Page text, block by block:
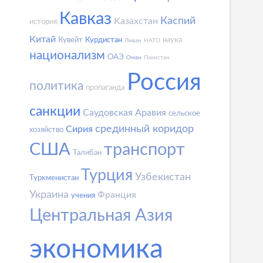
история Кавказ Казахстан Каспий
Китай Кувейт Курдистан Ливан НАТО наука
национализм ОАЭ Оман Пакистан
политика пропаганда Россия
санкции Саудовская Аравия сельское
хозяйство Сирия срединный коридор
США Талибан транспорт
Туркменистан Турция Узбекистан
Украина учения Франция
Центральная Азия
экономика